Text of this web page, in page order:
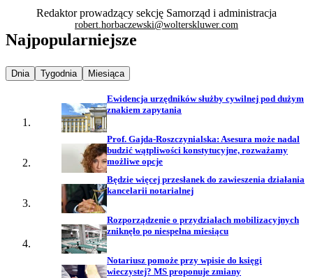
Redaktor prowadzący sekcję Samorząd i administracja
robert.horbaczewski@wolterskluwer.com
Najpopularniejsze
Najpopularniejsze wiadomości z
Dnia Najpopularniejsze wiadomości z
Tygodnia Najpopularniejsze wiadomości z
Miesiąca
Ewidencja urzędników służby cywilnej pod dużym
znakiem zapytania
Prof. Gajda-Roszczynialska: Asesura może nadal
budzić wątpliwości konstytucyjne, rozważamy
możliwe opcje
Będzie więcej przesłanek do zawieszenia działania
kancelarii notarialnej
Rozporządzenie o przydziałach mobilizacyjnych
zniknęło po niespełna miesiącu
Notariusz pomoże przy wpisie do księgi
wieczystej? MS proponuje zmiany